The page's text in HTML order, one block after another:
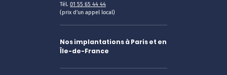
Tél. 01 55 65 44 44
(prix d'un appel local)
Nos implantations à Paris et en
Île-de-France